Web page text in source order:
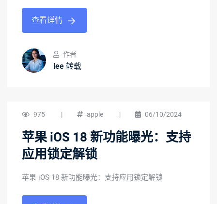
查看详情
作者
lee 转载
975 | apple | 06/10/2024
苹果 iOS 18 新功能曝光：支持
应用锁定解锁
苹果 iOS 18 新功能曝光：支持应用锁定解锁